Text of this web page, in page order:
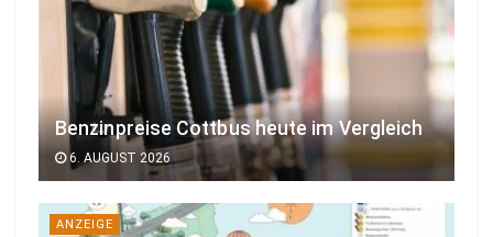
Benzinpreise Cottbus heute im Vergleich
6. AUGUST 2026
ANZEIGE